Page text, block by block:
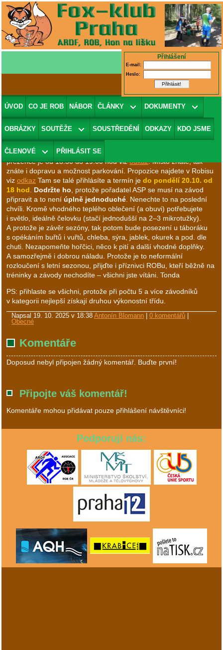
Přihlášení
E-mail:
Heslo:
ÚVOD CO JE ROB NÁBOR ČLÁNKY DOKUMENTY
OBRÁZKY SOUTĚŽE SOUSTŘEDĚNÍ ODKAZY KDO JSME
ČLENOVÉ PŘIHLÁSIT SE
21.10. trénink opět formou závodu
Zpět na seznam
Ahoj, asi poslední letošní mistrovský závod bude „dvojkový“ KP
Prahy Noční v pásmu 80 metrů. Protože je to
prezence je od 18:30 do 19:00 hod vizodkaz. Místo znáte, tak
znáte i dopravu a možnost parkování. Propozice najdete v Robisu
viz odkaz Tam se talé přihlásíte a termín je do pondělí 20.10. od
18 hod. Dodržte ho, protože pořadatel ASP se musí na závod
připravit a to není úplně jednoduché. Nenechte to na poslední
chvíli. Kromě vhodného teplého oblečení (a obuvi) potřebujete
i světlo, ideálně čelovku (stačí jednodušší na 2–3 mikrotužky).
A protože je závěr sezóny, tak potom bude posezení u táboráku
s opékáním buřtů i vuřtů, chleba, sýra, jablek, okurek a pod. dle
chuti. Nezapomeňte hořčici, něco k pití a další vhodné doplňky.
A samozřejmě i dobrou náladu. Protože je to neformální
rozloučení s letní sezonou, přijďte i příznivci ROBu, kteří běžně na
tréninky a závody nechodíte – všichni jste vítáni. Tonda
PS: přihlaste se všichni, protože při počtu 5 a více závodníků
v kategorii nejlepší získají druhou výkonostní třídu.
Napsal 19. 10. 2025 v 18:38 Antonín Blomann 0 komentářů
Obecné
Komentáře
Doposud nebyl připojen žádný komentář. Buďte první!
Připojte váš komentář!
Komentáře mohou přidávat pouze přihlášení návštěvníci!
Podporují nás: